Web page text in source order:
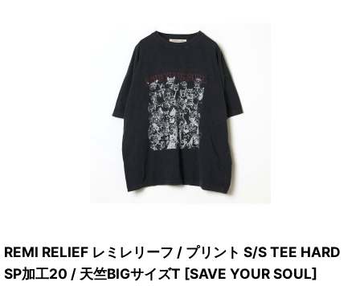
REMI RELIEF レミレリーフ / プリント S/S TEE HARD
SP加工20 / 天竺BIGサイズT [SAVE YOUR SOUL]